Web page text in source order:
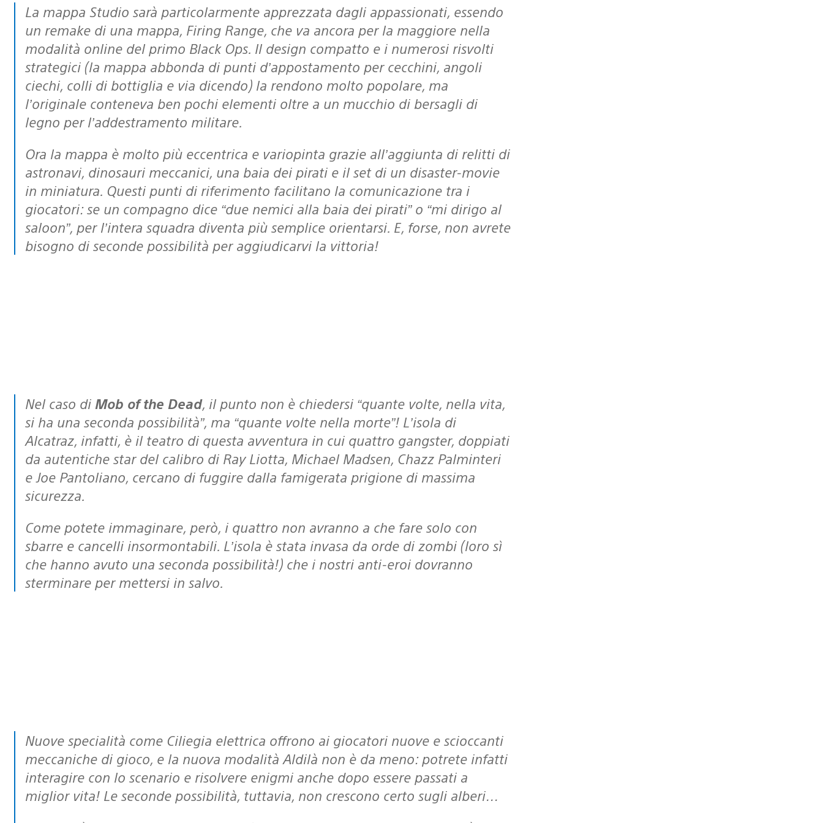
La mappa Studio sarà particolarmente apprezzata dagli appassionati, essendo
un remake di una mappa, Firing Range, che va ancora per la maggiore nella
modalità online del primo Black Ops. Il design compatto e i numerosi risvolti
strategici (la mappa abbonda di punti d’appostamento per cecchini, angoli
ciechi, colli di bottiglia e via dicendo) la rendono molto popolare, ma
l’originale conteneva ben pochi elementi oltre a un mucchio di bersagli di
legno per l’addestramento militare.
Ora la mappa è molto più eccentrica e variopinta grazie all’aggiunta di relitti di
astronavi, dinosauri meccanici, una baia dei pirati e il set di un disaster-movie
in miniatura. Questi punti di riferimento facilitano la comunicazione tra i
giocatori: se un compagno dice “due nemici alla baia dei pirati” o “mi dirigo al
saloon”, per l’intera squadra diventa più semplice orientarsi. E, forse, non avrete
bisogno di seconde possibilità per aggiudicarvi la vittoria!
Nel caso di Mob of the Dead, il punto non è chiedersi “quante volte, nella vita,
si ha una seconda possibilità”, ma “quante volte nella morte”! L’isola di
Alcatraz, infatti, è il teatro di questa avventura in cui quattro gangster, doppiati
da autentiche star del calibro di Ray Liotta, Michael Madsen, Chazz Palminteri
e Joe Pantoliano, cercano di fuggire dalla famigerata prigione di massima
sicurezza.
Come potete immaginare, però, i quattro non avranno a che fare solo con
sbarre e cancelli insormontabili. L’isola è stata invasa da orde di zombi (loro sì
che hanno avuto una seconda possibilità!) che i nostri anti-eroi dovranno
sterminare per mettersi in salvo.
Nuove specialità come Ciliegia elettrica offrono ai giocatori nuove e scioccanti
meccaniche di gioco, e la nuova modalità Aldilà non è da meno: potrete infatti
interagire con lo scenario e risolvere enigmi anche dopo essere passati a
miglior vita! Le seconde possibilità, tuttavia, non crescono certo sugli alberi…